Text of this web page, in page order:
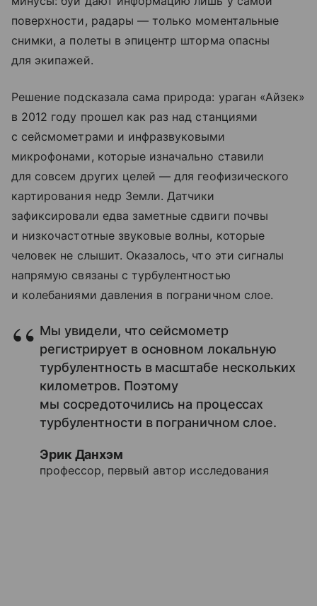
поверхности, радары — только моментальные
снимки, а полеты в эпицентр шторма опасны
для экипажей.
Решение подсказала сама природа: ураган «Айзек»
в 2012 году прошел как раз над станциями
с сейсмометрами и инфразвуковыми
микрофонами, которые изначально ставили
для совсем других целей — для геофизического
картирования недр Земли. Датчики
зафиксировали едва заметные сдвиги почвы
и низкочастотные звуковые волны, которые
человек не слышит. Оказалось, что эти сигналы
напрямую связаны с турбулентностью
и колебаниями давления в пограничном слое.
Мы увидели, что сейсмометр
регистрирует в основном локальную
турбулентность в масштабе нескольких
километров. Поэтому
мы сосредоточились на процессах
турбулентности в пограничном слое.
Эрик Данхэм
профессор, первый автор исследования